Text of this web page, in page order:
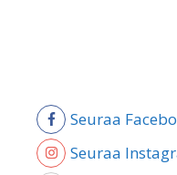
Seuraa
Seuraa